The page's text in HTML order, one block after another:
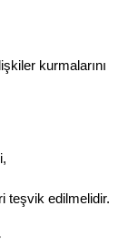
kurmalarını
teşvik edilmelidir.